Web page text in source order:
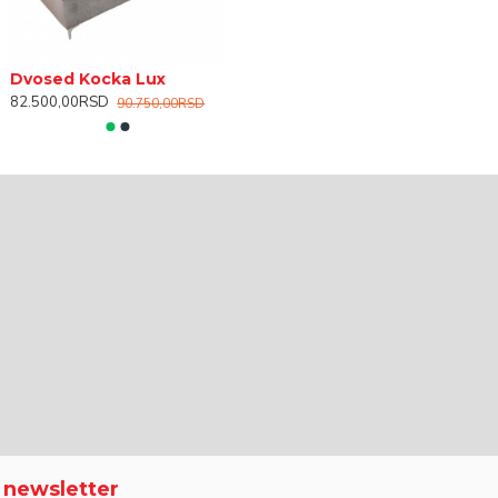
Dvosed Kocka Lux
82.500,00RSD 90.750,00RSD
newsletter